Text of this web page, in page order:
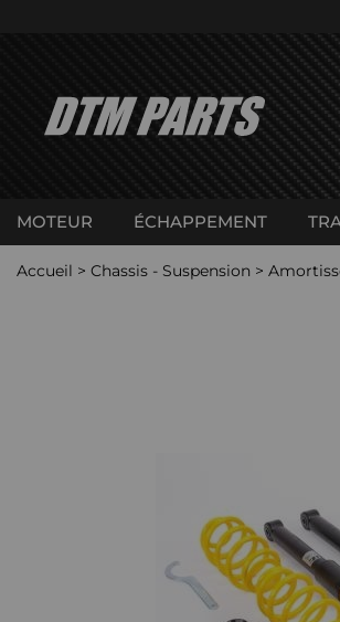
MOTEUR ÉCHAPPEMENT
Accueil > Chassis - Suspension >